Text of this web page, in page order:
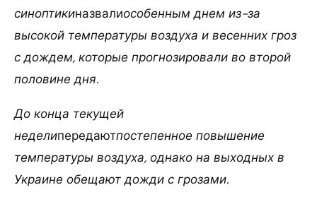
синоптикиназвалиособенным днем из-за
высокой температуры воздуха и весенних гроз
с дождем, которые прогнозировали во второй
половине дня.
До конца текущей
неделипередаютпостепенное повышение
температуры воздуха, однако на выходных в
Украине обещают дожди с грозами.